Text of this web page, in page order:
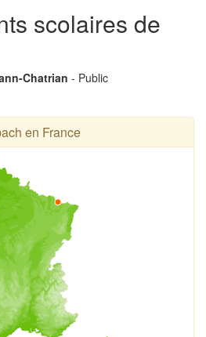
scolaires de
Chatrian - Public
en France